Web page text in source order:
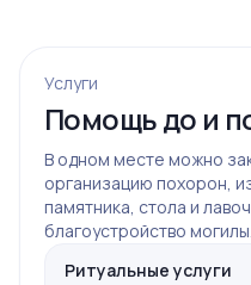
Услуги
Помощь до и
В одном месте можно
организацию похорон,
памятника, стола и
благоустройство могилы.
Ритуальные услуги